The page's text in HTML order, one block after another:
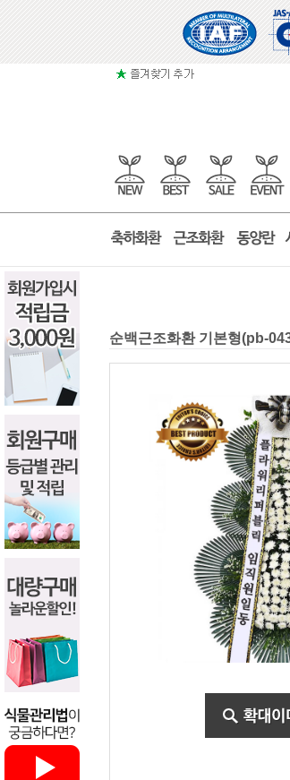
순백근조화환 기본형(pb-